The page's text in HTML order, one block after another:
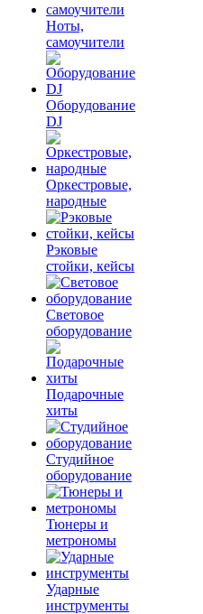
Ноты,
самоучители
Оборудование
DJ
Оркестровые,
народные
Рэковые
стойки, кейсы
Световое
оборудование
Подарочные
хиты
Студийное
оборудование
Тюнеры и
метрономы
Ударные
инструменты